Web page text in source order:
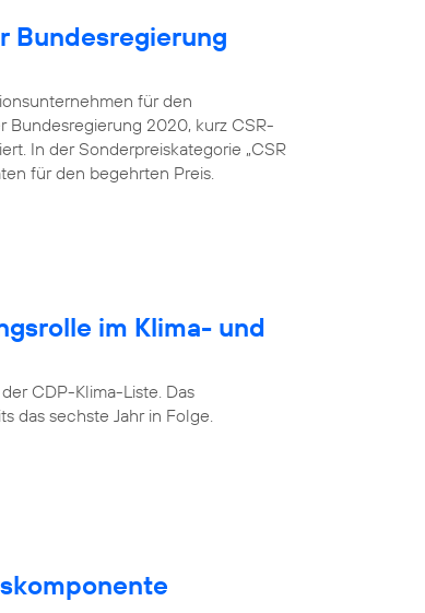
Bundesregierung
für den
Bundesregierung 2020, kurz CSR-
In der Sonderpreiskategorie „CSR
für den begehrten Preis.
im Klima- und
CDP-Klima-Liste. Das
das sechste Jahr in Folge.